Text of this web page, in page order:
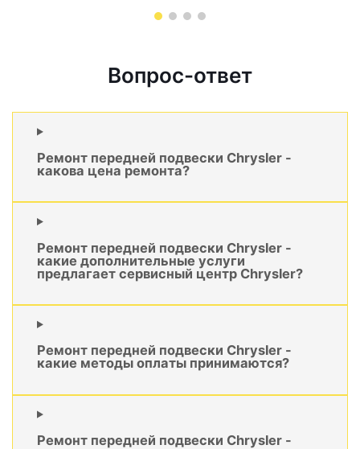
Вопрос-ответ
Ремонт передней подвески Chrysler -
какова цена ремонта?
Ремонт передней подвески Chrysler -
какие дополнительные услуги
предлагает сервисный центр Chrysler?
Ремонт передней подвески Chrysler -
какие методы оплаты принимаются?
Ремонт передней подвески Chrysler -